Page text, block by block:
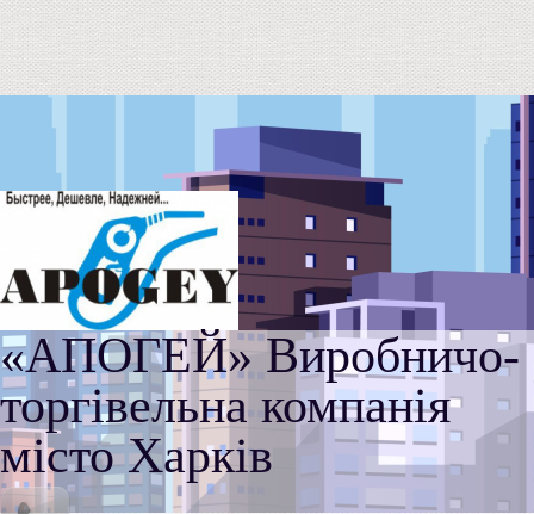
«АПОГЕЙ» Виробничо-
торгівельна компанія
місто Харків